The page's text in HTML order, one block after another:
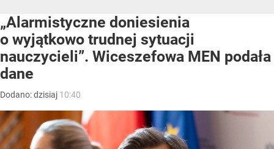
„Alarmistyczne doniesienia
o wyjątkowo trudnej sytuacji
nauczycieli”. Wiceszefowa MEN podała
dane
Dodano:dzisiaj 10:40